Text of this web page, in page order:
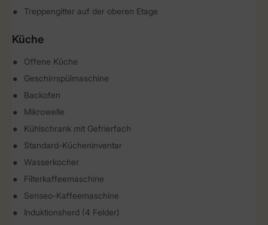
Treppengitter auf der oberen Etage
Küche
Offene Küche
Geschirrspülmaschine
Backofen
Mikrowelle
Kühlschrank mit Gefrierfach
Standard-Kücheninventar
Wasserkocher
Filterkaffeemaschine
Senseo-Kaffeemaschine
Induktionsherd (4 Felder)